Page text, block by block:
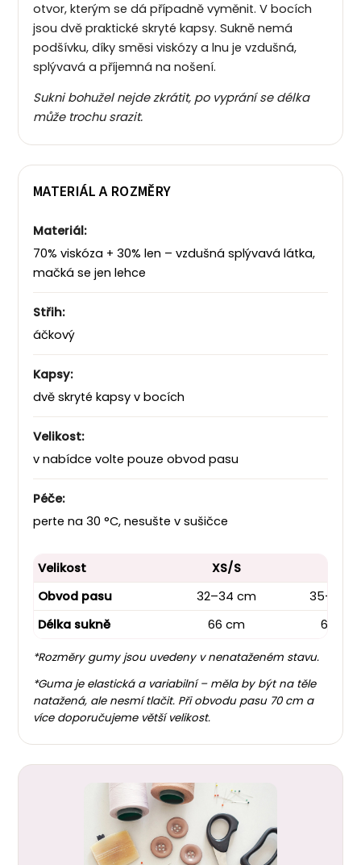
otvor, kterým se dá případně vyměnit. V bocích
jsou dvě praktické skryté kapsy. Sukně nemá
podšívku, díky směsi viskózy a lnu je vzdušná,
splývavá a příjemná na nošení.
Sukni bohužel nejde zkrátit, po vyprání se délka
může trochu srazit.
MATERIÁL A ROZMĚRY
Materiál:
70% viskóza + 30% len – vzdušná splývavá látka,
mačká se jen lehce
Střih:
áčkový
Kapsy:
dvě skryté kapsy v bocích
Velikost:
v nabídce volte pouze obvod pasu
Péče:
perte na 30 °C, nesušte v sušičce
Velikost XS/S
Obvod pasu
32–34 cm
35–38
Délka sukně
66 cm 66 cm
*Rozměry gumy jsou uvedeny v nenataženém stavu.
*Guma je elastická a variabilní – měla by být na těle
natažená, ale nesmí tlačit. Při obvodu pasu 70 cm a
více doporučujeme větší velikost.